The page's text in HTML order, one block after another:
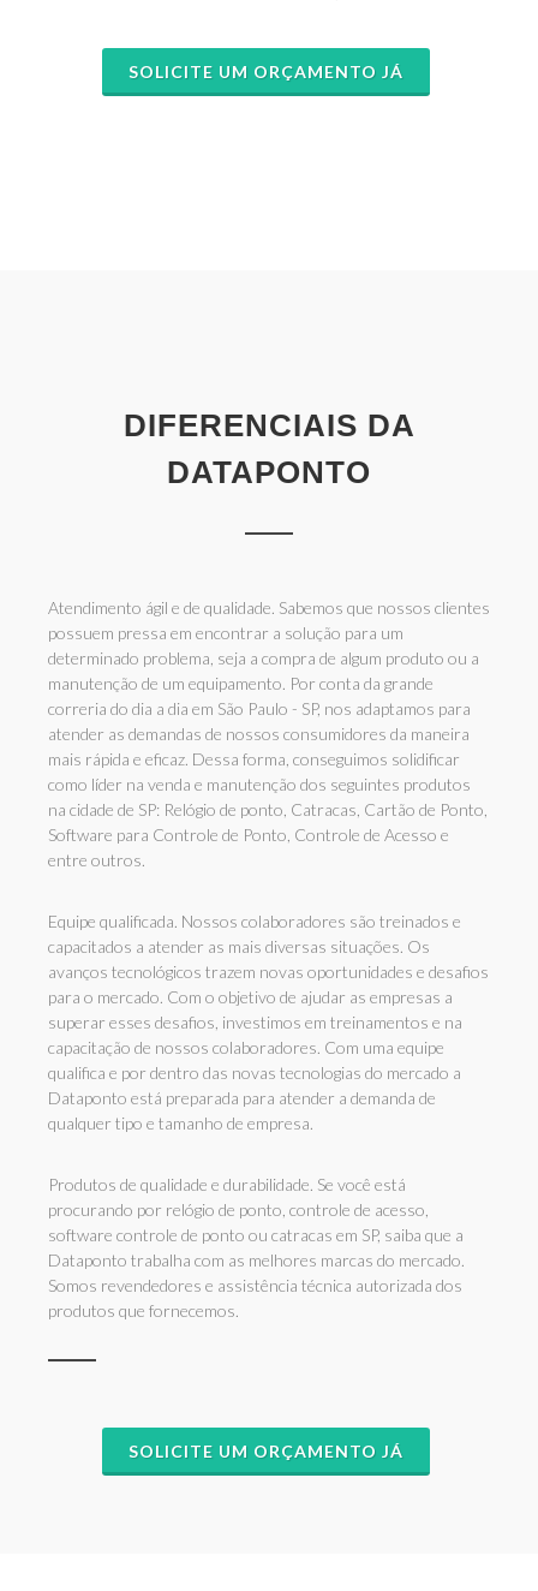
SOLICITE UM ORÇAMENTO JÁ
DIFERENCIAIS DA
DATAPONTO
Atendimento ágil e de qualidade. Sabemos que nossos clientes
possuem pressa em encontrar a solução para um
determinado problema, seja a compra de algum produto ou a
manutenção de um equipamento. Por conta da grande
correria do dia a dia em São Paulo - SP, nos adaptamos para
atender as demandas de nossos consumidores da maneira
mais rápida e eficaz. Dessa forma, conseguimos solidificar
como líder na venda e manutenção dos seguintes produtos
na cidade de SP: Relógio de ponto, Catracas, Cartão de Ponto,
Software para Controle de Ponto, Controle de Acesso e
entre outros.
Equipe qualificada. Nossos colaboradores são treinados e
capacitados a atender as mais diversas situações. Os
avanços tecnológicos trazem novas oportunidades e desafios
para o mercado. Com o objetivo de ajudar as empresas a
superar esses desafios, investimos em treinamentos e na
capacitação de nossos colaboradores. Com uma equipe
qualifica e por dentro das novas tecnologias do mercado a
Dataponto está preparada para atender a demanda de
qualquer tipo e tamanho de empresa.
Produtos de qualidade e durabilidade. Se você está
procurando por relógio de ponto, controle de acesso,
software controle de ponto ou catracas em SP, saiba que a
Dataponto trabalha com as melhores marcas do mercado.
Somos revendedores e assistência técnica autorizada dos
produtos que fornecemos.
SOLICITE UM ORÇAMENTO JÁ